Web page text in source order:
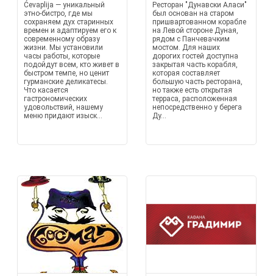
Ćevaplija — уникальный
этно-бистро, где мы
сохраняем дух старинных
времен и адаптируем его к
современному образу
жизни. Мы установили
часы работы, которые
подойдут всем, кто живет в
быстром темпе, но ценит
гурманские деликатесы.
Что касается
гастрономических
удовольствий, нашему
меню придают изыск...
Ресторан "Дунавски Аласи"
был основан на старом
пришвартованном корабле
на Левой стороне Дуная,
рядом с Панчевачким
мостом. Для наших
дорогих гостей доступна
закрытая часть корабля,
которая составляет
большую часть ресторана,
но также есть открытая
терраса, расположенная
непосредственно у берега
Ду...